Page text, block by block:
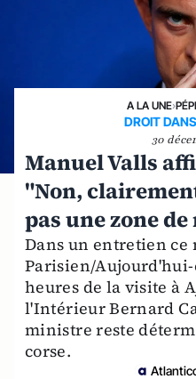
A LA UNE›
DROIT
30
Manuel Valls
"Non,
pas une zone
Dans un entretien ce
Parisien/
heures de la visite à
l'Intérieur Bernard
ministre reste
corse.